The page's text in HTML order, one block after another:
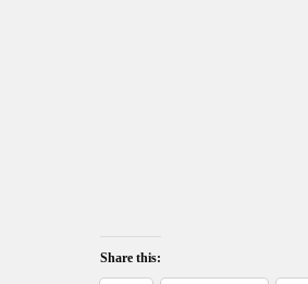
Share this: